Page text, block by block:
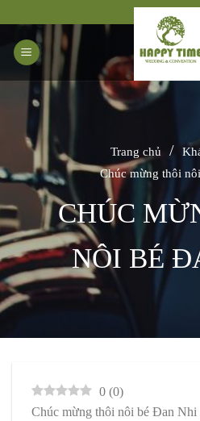
nội
Trang chủ /
Chúc mừng thôi
CHÚC
NÔI BÉ
0 (0)
Chúc mừng thôi nôi bé Đan Nhi